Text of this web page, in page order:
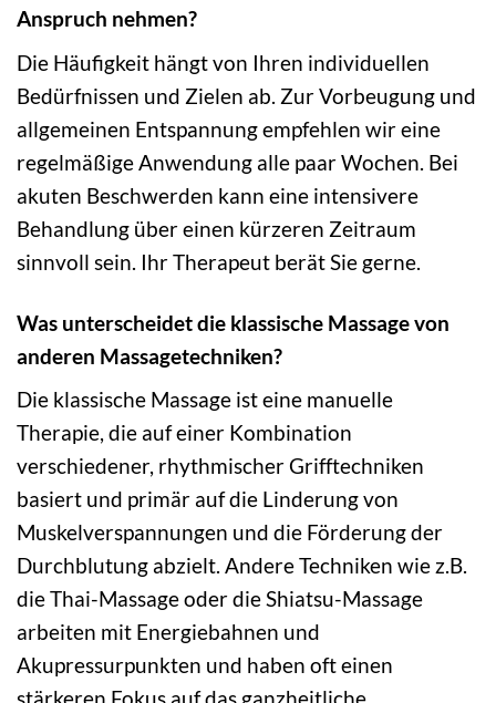
Anspruch nehmen?
Die Häufigkeit hängt von Ihren individuellen
Bedürfnissen und Zielen ab. Zur Vorbeugung und
allgemeinen Entspannung empfehlen wir eine
regelmäßige Anwendung alle paar Wochen. Bei
akuten Beschwerden kann eine intensivere
Behandlung über einen kürzeren Zeitraum
sinnvoll sein. Ihr Therapeut berät Sie gerne.
Was unterscheidet die klassische Massage von
anderen Massagetechniken?
Die klassische Massage ist eine manuelle
Therapie, die auf einer Kombination
verschiedener, rhythmischer Grifftechniken
basiert und primär auf die Linderung von
Muskelverspannungen und die Förderung der
Durchblutung abzielt. Andere Techniken wie z.B.
die Thai-Massage oder die Shiatsu-Massage
arbeiten mit Energiebahnen und
Akupressurpunkten und haben oft einen